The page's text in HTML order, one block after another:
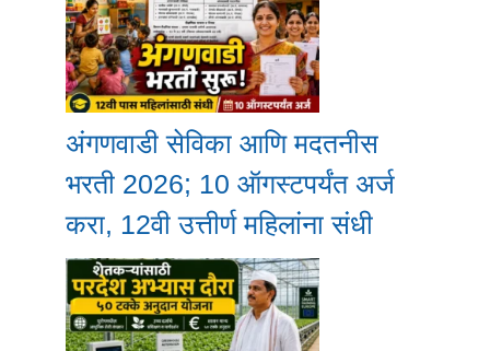
अंगणवाडी सेविका आणि मदतनीस
भरती 2026; 10 ऑगस्टपर्यंत अर्ज
करा, 12वी उत्तीर्ण महिलांना संधी